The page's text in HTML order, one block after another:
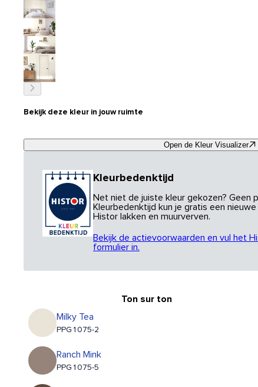
Bekijk deze kleur in jouw ruimte
Open de Kleur Visualizer
Kleurbedenktijd
Net niet de juiste kleur gekozen? Geen
Kleurbedenktijd kun je gratis een
Histor lakken en muurverven.
Bekijk de actievoorwaarden en vul het
formulier in.
Ton sur ton
Milky Tea
PPG1075-2
Ranch Mink
PPG1075-5